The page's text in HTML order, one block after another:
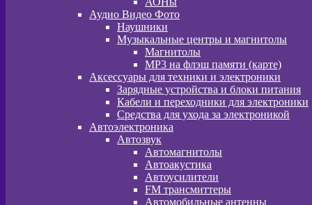
Аудио Видео Фото
Наушники
Музыкальные центры и магнитолы
Магнитолы
MP3 на флэш памяти (карте)
Аксессуары для техники и электроники
Зарядные устройства и блоки питания
Кабели и переходники для электроники
Средства для ухода за электроникой
Автоэлектроника
Автозвук
Автомагнитолы
Автоакустика
Автоусилители
FM трансмиттеры
Автомобильные антенны